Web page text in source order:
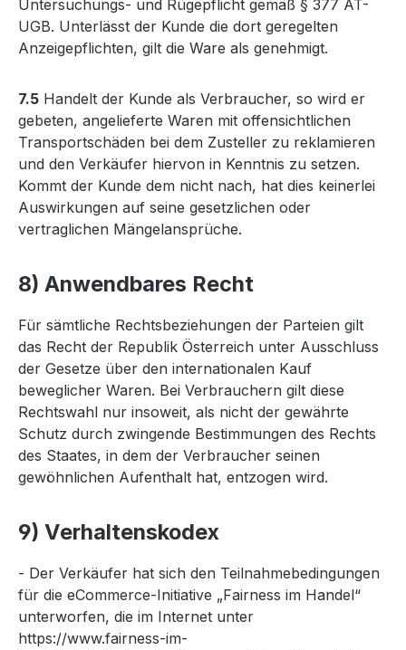
Untersuchungs- und Rügepflicht gemäß § 377 AT-
UGB. Unterlässt der Kunde die dort geregelten
Anzeigepflichten, gilt die Ware als genehmigt.
7.5 Handelt der Kunde als Verbraucher, so wird er
gebeten, angelieferte Waren mit offensichtlichen
Transportschäden bei dem Zusteller zu reklamieren
und den Verkäufer hiervon in Kenntnis zu setzen.
Kommt der Kunde dem nicht nach, hat dies keinerlei
Auswirkungen auf seine gesetzlichen oder
vertraglichen Mängelansprüche.
8) Anwendbares Recht
Für sämtliche Rechtsbeziehungen der Parteien gilt
das Recht der Republik Österreich unter Ausschluss
der Gesetze über den internationalen Kauf
beweglicher Waren. Bei Verbrauchern gilt diese
Rechtswahl nur insoweit, als nicht der gewährte
Schutz durch zwingende Bestimmungen des Rechts
des Staates, in dem der Verbraucher seinen
gewöhnlichen Aufenthalt hat, entzogen wird.
9) Verhaltenskodex
- Der Verkäufer hat sich den Teilnahmebedingungen
für die eCommerce-Initiative „Fairness im Handel“
unterworfen, die im Internet unter
https://www.fairness-im-